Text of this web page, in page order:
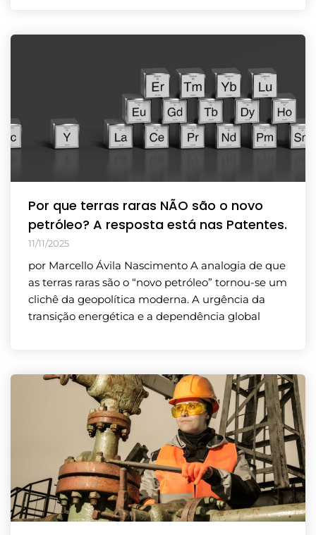
Por que terras raras NÃO são o novo
petróleo? A resposta está nas Patentes.
11/11/2025
por Marcello Ávila Nascimento A analogia de que
as terras raras são o “novo petróleo” tornou-se um
clichê da geopolítica moderna. A urgência da
transição energética e a dependência global